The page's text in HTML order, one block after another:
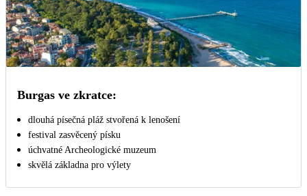
Burgas ve zkratce:
dlouhá písečná pláž stvořená k lenošení
festival zasvěcený písku
úchvatné Archeologické muzeum
skvělá základna pro výlety